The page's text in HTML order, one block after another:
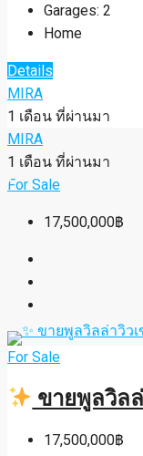
Garages: 2
Home
Details
MIRA
1 เดือน ที่ผ่านมา
MIRA
1 เดือน ที่ผ่านมา
For Sale
17,500,000฿
For Sale
ขายพูลวิล
17,500,000฿